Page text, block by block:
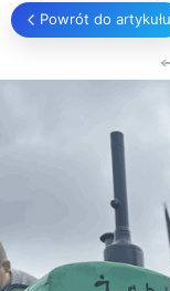
Powrót do artykułu